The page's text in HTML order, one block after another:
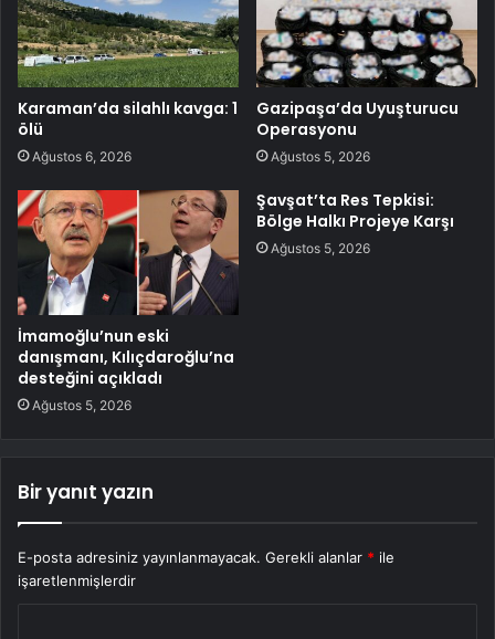
Karaman’da silahlı kavga: 1
ölü
Ağustos 6, 2026
Gazipaşa’da Uyuşturucu
Operasyonu
Ağustos 5, 2026
İmamoğlu’nun eski
danışmanı, Kılıçdaroğlu’na
desteğini açıkladı
Ağustos 5, 2026
Şavşat’ta Res Tepkisi:
Bölge Halkı Projeye Karşı
Ağustos 5, 2026
Bir yanıt yazın
E-posta adresiniz yayınlanmayacak. Gerekli alanlar * ile
işaretlenmişlerdir